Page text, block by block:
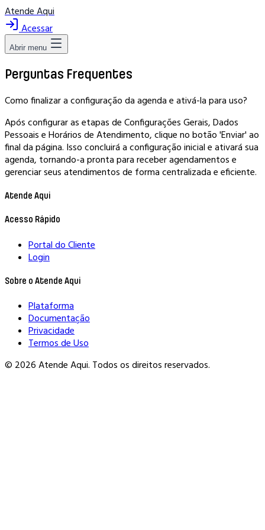
Atende Aqui
Acessar
Abrir menu
Perguntas Frequentes
Como finalizar a configuração da agenda e ativá-la para uso?
Após configurar as etapas de Configurações Gerais, Dados
Pessoais e Horários de Atendimento, clique no botão 'Enviar' ao
final da página. Isso concluirá a configuração inicial e ativará sua
agenda, tornando-a pronta para receber agendamentos e
gerenciar seus atendimentos de forma centralizada e eficiente.
Atende Aqui
Acesso Rápido
Portal do Cliente
Login
Sobre o Atende Aqui
Plataforma
Documentação
Privacidade
Termos de Uso
© 2026 Atende Aqui. Todos os direitos reservados.